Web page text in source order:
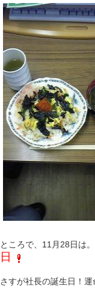
ところで、11月28日は
日
さすが社長の誕生日！